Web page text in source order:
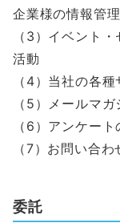
企業様の情報管理
（3）イベント
活動
（4）当社の各
（5）メールマ
（6）アンケー
（7）お問い合
委託